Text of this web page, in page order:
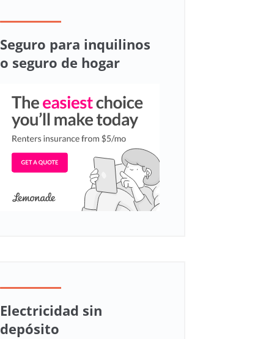
Seguro para inquilinos
o seguro de hogar
Electricidad sin
depósito